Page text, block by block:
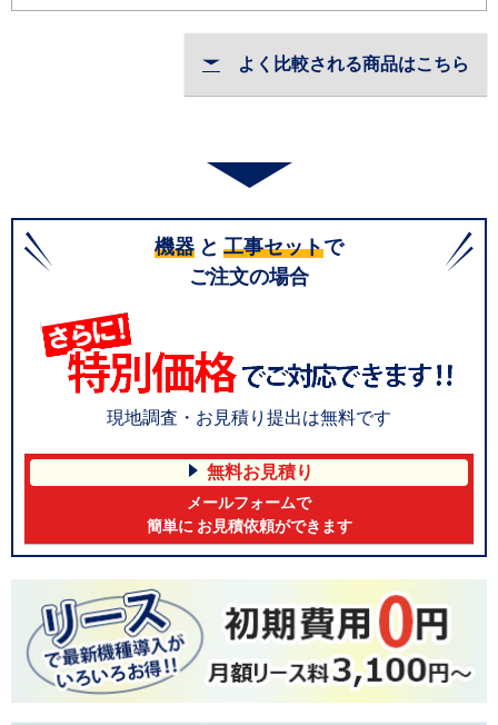
よく比較される商品はこちら
機器 と 工事セットで
ご注文の場合
現地調査・お見積り提出は無料です
無料お見積り
メールフォームで
簡単に お見積依頼ができます